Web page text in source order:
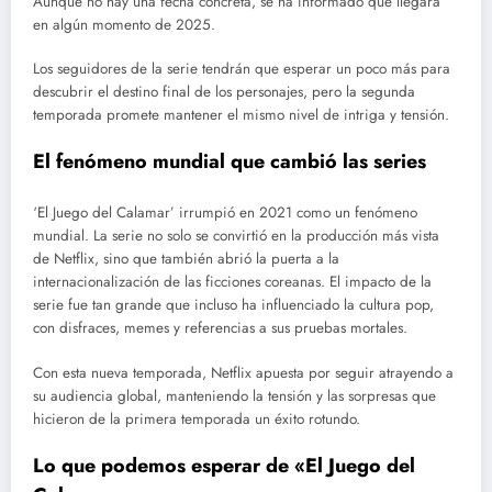
en algún momento de 2025.
Los seguidores de la serie tendrán que esperar un poco más para
descubrir el destino final de los personajes, pero la segunda
temporada promete mantener el mismo nivel de intriga y tensión.
El fenómeno mundial que cambió las series
‘El Juego del Calamar’ irrumpió en 2021 como un fenómeno
mundial. La serie no solo se convirtió en la producción más vista
de Netflix, sino que también abrió la puerta a la
internacionalización de las ficciones coreanas. El impacto de la
serie fue tan grande que incluso ha influenciado la cultura pop,
con disfraces, memes y referencias a sus pruebas mortales.
Con esta nueva temporada, Netflix apuesta por seguir atrayendo a
su audiencia global, manteniendo la tensión y las sorpresas que
hicieron de la primera temporada un éxito rotundo.
Lo que podemos esperar de «El Juego del